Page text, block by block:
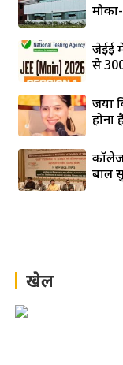
जेईई
से
जया
होना
बाल
खेल